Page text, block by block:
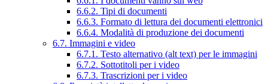
6.6.2. Tipi di documenti
6.6.3. Formato di lettura dei documenti elettronici
6.6.4. Modalità di produzione dei documenti
6.7. Immagini e video
6.7.1. Testo alternativo (alt text) per le immagini
6.7.2. Sottotitoli per i video
6.7.3. Trascrizioni per i video